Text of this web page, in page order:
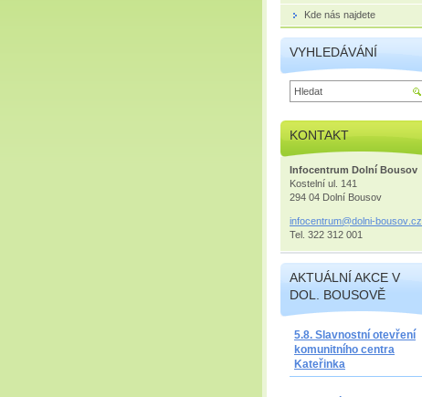
Kde nás najdete
VYHLEDÁVÁNÍ
KONTAKT
Infocentrum Dolní Bousov
Kostelní ul. 141
294 04 Dolní Bousov
infocentrum@dolni-bousov .cz
Tel. 322 312 001
AKTUÁLNÍ AKCE V
DOL. BOUSOVĚ
5.8. Slavnostní otevření
komunitního centra
Kateřinka